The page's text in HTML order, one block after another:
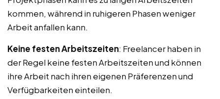
kommen, während in ruhigeren Phasen weniger
Arbeit anfallen kann.
Keine festen Arbeitszeiten: Freelancer haben in
der Regel keine festen Arbeitszeiten und können
ihre Arbeit nach ihren eigenen Präferenzen und
Verfügbarkeiten einteilen.